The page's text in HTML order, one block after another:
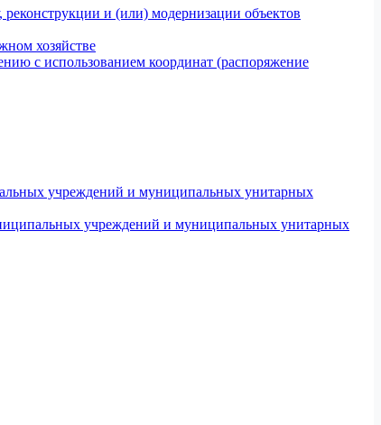
и (или) модернизации объектов
хозяйстве
с использованием координат (распоряжение
учреждений и муниципальных унитарных
учреждений и муниципальных унитарных